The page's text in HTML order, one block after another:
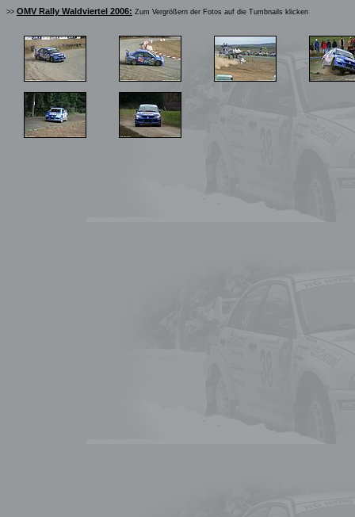
>> OMV Rally Waldviertel 2006: Zum Vergrößern der Fotos auf die Tumbnails klicken